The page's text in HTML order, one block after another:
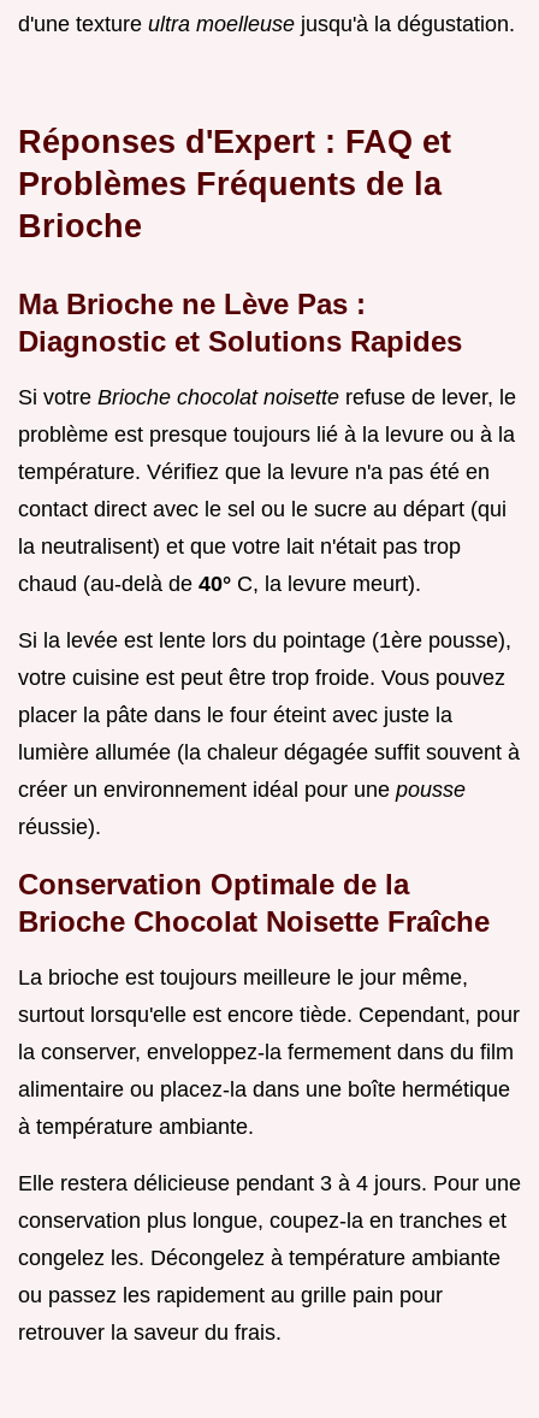
d'une texture ultra moelleuse jusqu'à la dégustation.
Réponses d'Expert : FAQ et
Problèmes Fréquents de la
Brioche
Ma Brioche ne Lève Pas :
Diagnostic et Solutions Rapides
Si votre Brioche chocolat noisette refuse de lever, le
problème est presque toujours lié à la levure ou à la
température. Vérifiez que la levure n'a pas été en
contact direct avec le sel ou le sucre au départ (qui
la neutralisent) et que votre lait n'était pas trop
chaud (au-delà de 40° C, la levure meurt).
Si la levée est lente lors du pointage (1ère pousse),
votre cuisine est peut être trop froide. Vous pouvez
placer la pâte dans le four éteint avec juste la
lumière allumée (la chaleur dégagée suffit souvent à
créer un environnement idéal pour une pousse
réussie).
Conservation Optimale de la
Brioche Chocolat Noisette Fraîche
La brioche est toujours meilleure le jour même,
surtout lorsqu'elle est encore tiède. Cependant, pour
la conserver, enveloppez-la fermement dans du film
alimentaire ou placez-la dans une boîte hermétique
à température ambiante.
Elle restera délicieuse pendant 3 à 4 jours. Pour une
conservation plus longue, coupez-la en tranches et
congelez les. Décongelez à température ambiante
ou passez les rapidement au grille pain pour
retrouver la saveur du frais.